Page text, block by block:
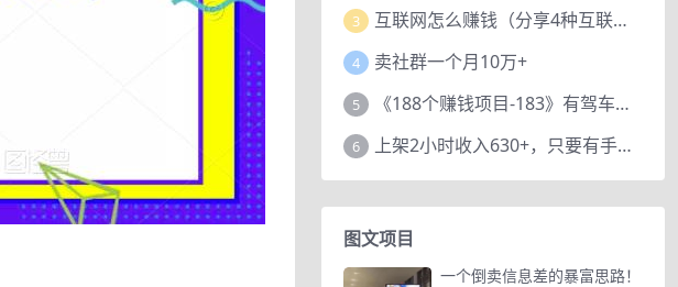
3 互联网怎么赚钱（分享4种互联网赚钱模式）
4 卖社群一个月10万+
5 《188个赚钱项目-183》有驾车评项目，动动小手，复制粘贴赚44元！
6 上架2小时收入630+，只要有手就能做的AI搞钱项目，奶奶看完都能学会!
图文项目
一个倒卖信息差的暴富思路！